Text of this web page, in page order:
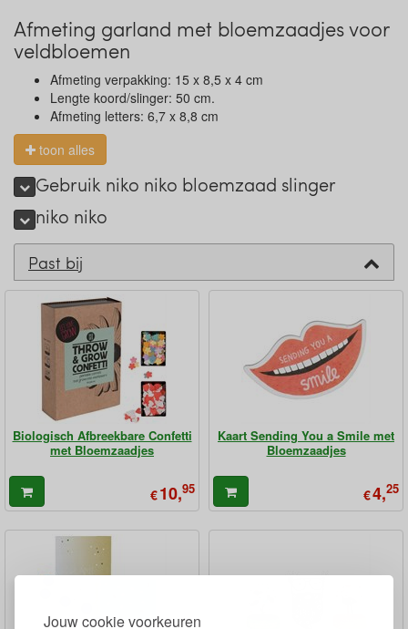
Jouw cookie voorkeuren
Afmeting garland met bloemzaadjes voor
veldbloemen
Afmeting verpakking: 15 x 8,5 x 4 cm
Lengte koord/slinger: 50 cm.
Afmeting letters: 6,7 x 8,8 cm
toon alles
Gebruik niko niko bloemzaad slinger
niko niko
Past bij
Biologisch Afbreekbare Confetti
met Bloemzaadjes
€10,95
Kaart Sending You a Smile met
Bloemzaadjes
€4,25